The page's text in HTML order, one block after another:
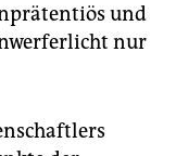
und
nur